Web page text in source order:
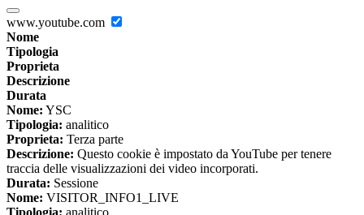
www.youtube.com
Nome
Tipologia
Proprieta
Descrizione
Durata
Nome: YSC
Tipologia: analitico
Proprieta: Terza parte
Descrizione: Questo cookie è impostato da YouTube per tenere
traccia delle visualizzazioni dei video incorporati.
Durata: Sessione
Nome: VISITOR_INFO1_LIVE